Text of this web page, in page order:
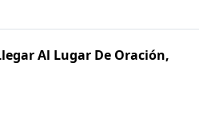
Al Lugar De Oración,